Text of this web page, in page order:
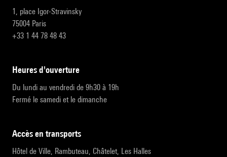
1, place Igor-Stravinsky
75004 Paris
+33 1 44 78 48 43
heures d'ouverture
Du lundi au vendredi de 9h30 à 19h
Fermé le samedi et le dimanche
accès en transports
Hôtel de Ville, Rambuteau, Châtelet, Les Halles